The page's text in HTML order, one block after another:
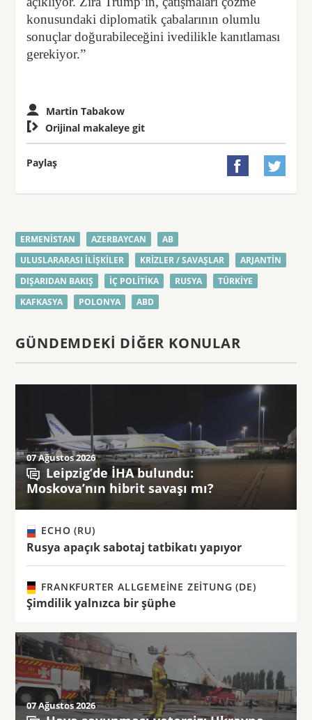
konusundaki diplomatik çabalarının olumlu
sonuçlar doğurabileceğini ivedilikle kanıtlaması
gerekiyor.”
Martin Tabakow
 Orijinal makaleye git
Paylaş  
ERMENISTAN AZERBAYCAN
AB
ULUSLARARASI ILIŞKILER
KRIZLER / SAVAŞLAR
ARJANTIN
DIŞARIDAN BAKIŞ
İÇ POLITIKA RUSYA
TÜRKIYE
KAFKASYA
POLONYA ABD
GÜNDEMDEKI DIĞER KONULAR
07 Ağustos 2026
Leipzig’de İHA bulundu:
Moskova’nın hibrit savaşı mı?
ECHO (RU)
Rusya apaçık sabotaj tatbikatı yapıyor
FRANKFURTER ALLGEMEINE ZEITUNG (DE)
Şimdilik yalnızca bir şüphe
07 Ağustos 2026